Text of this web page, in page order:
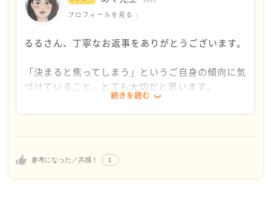
ても良いのではないでしょうか。まずは臨床を続けな
の方法です。その中で、「研究を深めたい」のか、
つ見えてくることがあります。
るるさんは、すでに多くの方の心に寄り添ってこられ
た方です。焦って答えを出すよりも、自分がどんな支
参考になった／共感！ 1
した。
プロフィールを見る
るるさん、丁寧なお返事をありがとうございます。
「決まると焦ってしまう」というご自身の傾向に気
づけていること、とても大切だと思います。
真面目な方ほど、早く答えを出そうとしてしまいま
すよね。
に触れながら「自分はどうしたいのか」を少しずつ
続きを読む